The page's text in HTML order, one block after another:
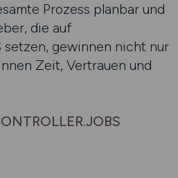
Prozess planbar und
die auf
setzen, gewinnen nicht nur
Zeit, Vertrauen und